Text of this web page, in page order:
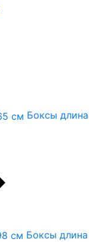
Боксы длина
Боксы длина